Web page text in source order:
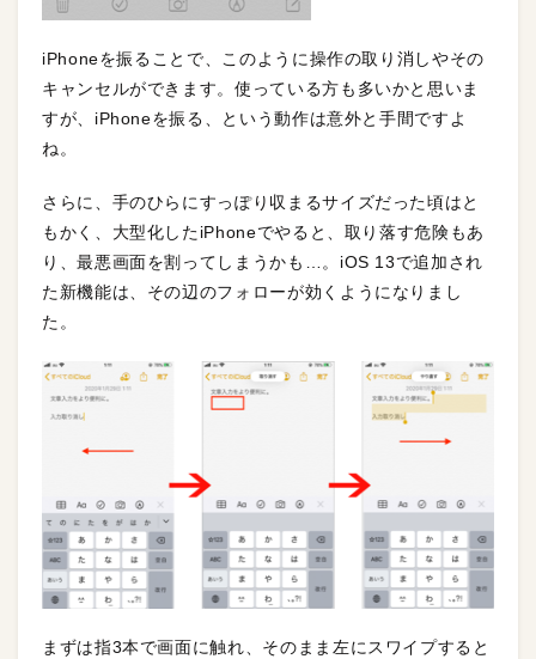
iPhoneを振ることで、このように操作の取り消しやその
キャンセルができます。使っている方も多いかと思いま
すが、iPhoneを振る、という動作は意外と手間ですよ
ね。
さらに、手のひらにすっぽり収まるサイズだった頃はと
もかく、大型化したiPhoneでやると、取り落す危険もあ
り、最悪画面を割ってしまうかも…。iOS 13で追加され
た新機能は、その辺のフォローが効くようになりまし
た。
まずは指3本で画面に触れ、そのまま左にスワイプすると